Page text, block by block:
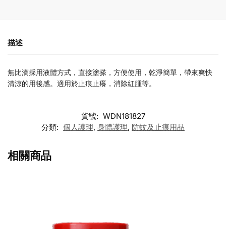
描述
無比滴採用液體方式，直接塗搽，方便使用，乾淨簡單，帶來爽快
清涼的用後感。適用於止痕止癢，消除紅腫等。
貨號: WDN181827
分類: 個人護理, 身體護理, 防蚊及止痕用品
相關商品